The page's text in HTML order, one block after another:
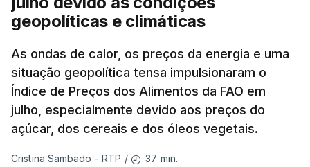
geopolíticas e climáticas
As ondas de calor, os preços da energia e uma
situação geopolítica tensa impulsionaram o
Índice de Preços dos Alimentos da FAO em
julho, especialmente devido aos preços do
açúcar, dos cereais e dos óleos vegetais.
Cristina Sambado - RTP / 37 min.